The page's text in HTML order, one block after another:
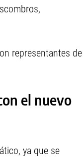
representantes de
el nuevo
ya que se